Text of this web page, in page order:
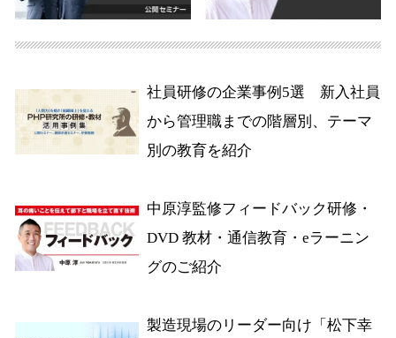
社員研修の企業事例5選 新入社員
から管理職までの階層別、テーマ
別の教育を紹介
中原淳監修フィードバック研修・
DVD 教材・通信教育・eラーニン
グのご紹介
製造現場のリーダー向け「松下幸